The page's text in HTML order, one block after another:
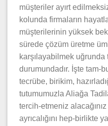
müşteriler ayırt
kolunda firmaların
müşterilerinin yüksek
sürede çözüm üretme
karşılayabilmek uğrunda
durumundadır. İşte tam-
tecrübe, birikim,
tutumumuzla Aliağa
tercih-etmeniz
ayrıcalığını hep-birlikte